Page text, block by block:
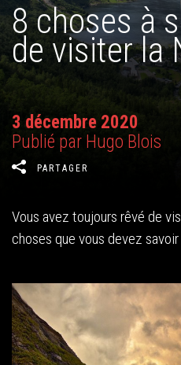
8 choses à
de visiter la
3 décembre 2020
Publié par Hugo Blois
PARTAGER
Vous avez toujours rêvé de
choses que vous devez savoir